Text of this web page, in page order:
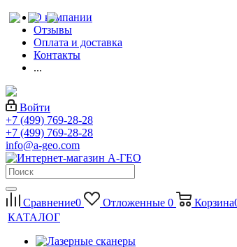
О компании
Отзывы
Оплата и доставка
Контакты
...
Войти
+7 (499) 769-28-28
+7 (499) 769-28-28
info@a-geo.com
Сравнение0 Отложенные 0 Корзина
КАТАЛОГ